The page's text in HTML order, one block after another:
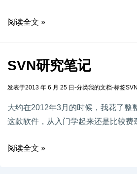
阅读全文 »
SVN研究笔记
发表于2013 年 6 月 25 日 -分类我的文档-标签SVN
大约在2012年3月的时候，我花了整
这款软件，从入门学起来还是比较
阅读全文 »